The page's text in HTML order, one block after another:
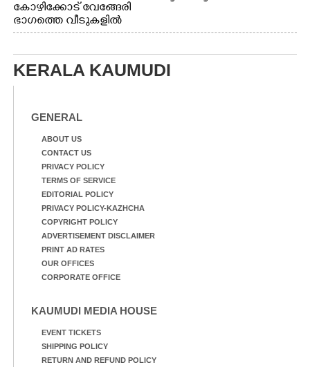
കോഴിക്കോട് വേങ്ങേരി
ഭാഗത്തെ വീടുകളിൽ
വെള്ളം
മാറ്റുന്ന സുരക്ഷാസേനാം
ഗങ്ങൾ
KERALA KAUMUDI
GENERAL
ABOUT US
CONTACT US
PRIVACY POLICY
TERMS OF SERVICE
EDITORIAL POLICY
PRIVACY POLICY-KAZHCHA
COPYRIGHT POLICY
ADVERTISEMENT DISCLAIMER
PRINT AD RATES
OUR OFFICES
CORPORATE OFFICE
KAUMUDI MEDIA HOUSE
EVENT TICKETS
SHIPPING POLICY
RETURN AND REFUND POLICY